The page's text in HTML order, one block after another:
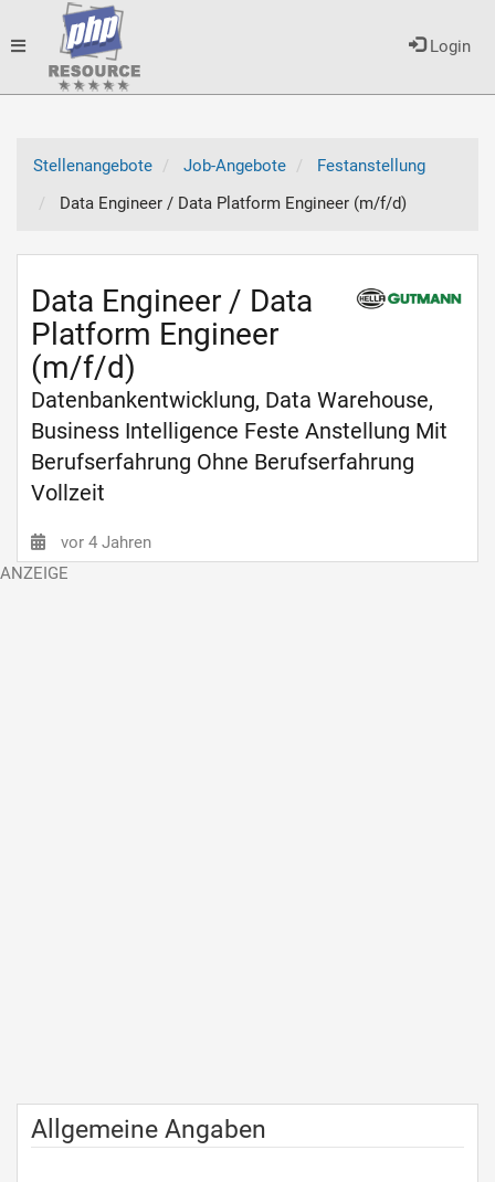
Login
Toggle
Stellenangebote
Job-Angebote
Festanstellung
Data Engineer / Data Platform Engineer (m/f/d)
Data Engineer / Data
Platform Engineer
(m/f/d)
Datenbankentwicklung, Data Warehouse,
Business Intelligence Feste Anstellung Mit
Berufserfahrung Ohne Berufserfahrung
Vollzeit
vor 4 Jahren
Allgemeine Angaben